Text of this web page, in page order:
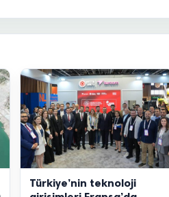
Türkiye’nin teknoloji